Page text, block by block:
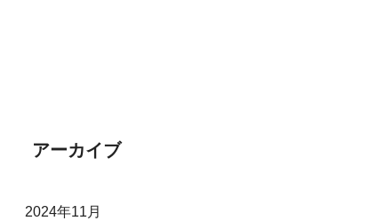
アーカイブ
2024年11月